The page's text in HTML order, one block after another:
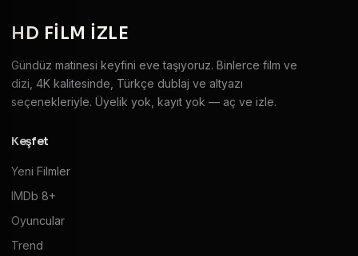
HD FILM IZLE
Gündüz matinesi keyfini eve taşıyoruz. Binlerce film ve
dizi, 4K kalitesinde, Türkçe dublaj ve altyazı
seçenekleriyle. Üyelik yok, kayıt yok — aç ve izle.
Keşfet
Yeni Filmler
IMDb 8+
Oyuncular
Trend